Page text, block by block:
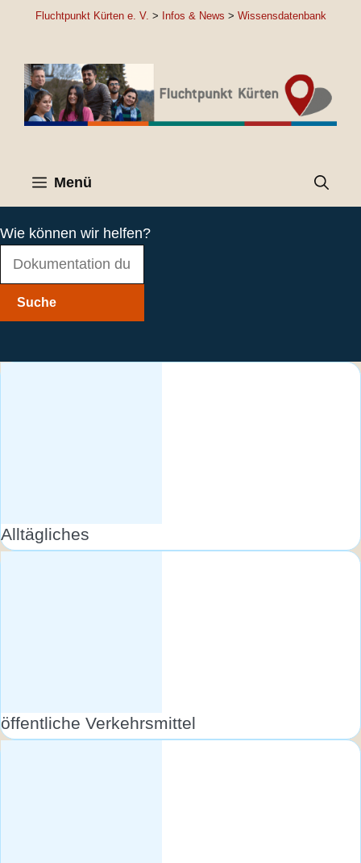
Fluchtpunkt Kürten e. V. > Infos & News > Wissensdatenbank
Menü
Wie können wir helfen?
Suche
Alltägliches
öffentliche Verkehrsmittel